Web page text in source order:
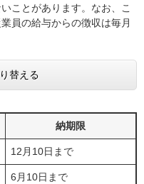
ことがあります。なお、こ
員の給与からの徴収は毎月
替える
納期限
12月10日まで
6月10日まで